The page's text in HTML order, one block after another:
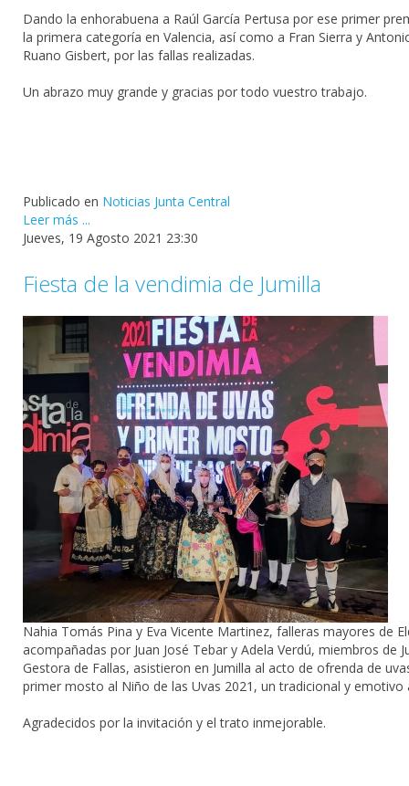
Dando la enhorabuena a Raúl García Pertusa por ese primer
la primera categoría en Valencia, así como a Fran Sierra y
Ruano Gisbert, por las fallas realizadas.
Un abrazo muy grande y gracias por todo vuestro trabajo.
Publicado en Noticias Junta Central
Leer más ...
Jueves, 19 Agosto 2021 23:30
Fiesta de la vendimia de Jumilla
Nahia Tomás Pina y Eva Vicente Martinez, falleras mayores de
acompañadas por Juan José Tebar y Adela Verdú, miembros de
Gestora de Fallas, asistieron en Jumilla al acto de ofrenda de
primer mosto al Niño de las Uvas 2021, un tradicional y emotivo
Agradecidos por la invitación y el trato inmejorable.